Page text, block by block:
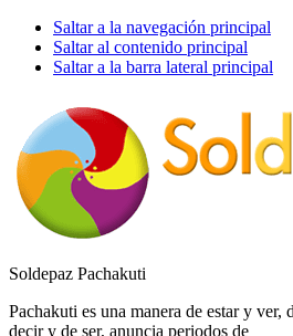
Saltar a la navegación principal
Saltar al contenido principal
Saltar a la barra lateral principal
Soldepaz Pachakuti
Pachakuti es una manera de estar y ver,
decir y de ser, anuncia periodos de